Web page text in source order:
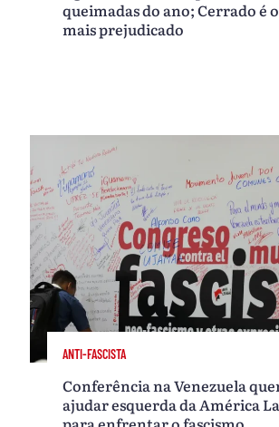
queimadas do ano; Cerrado é
mais prejudicado
ANTI-FASCISTA
Conferência na Venezuela
ajudar esquerda da América